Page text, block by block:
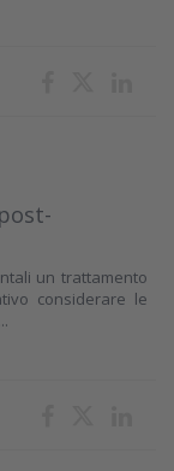
un trattamento
considerare le